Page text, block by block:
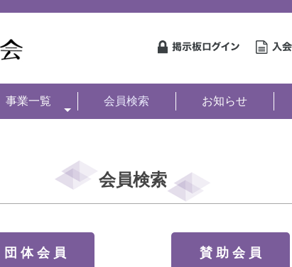
事業一覧 会員検索 お知らせ
会員検索
団 体 会 員 賛 助 会 員